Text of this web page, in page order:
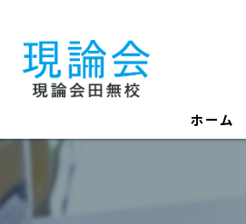
ホーム